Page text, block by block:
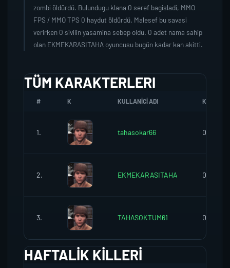
zombi öldürdü. Bulundugu klana 0 seref bagisladi, MMO
FPS / MMO TPS 0 haydut öldürdü. Malesef bu savasi
verirken 0 sivilin yasamina sebep oldu. 0 adet nama sahip
olan EKMEKARASITAHA oyuncusu bugün kadar kan akitti.
TÜM KARAKTERLERI
# K KULLANICI ADI K.SEREFI
1. tahasokar66 0
2. EKMEKARASITAHA 0
3. TAHASOKTUM61 0
HAFTALIK KILLERI